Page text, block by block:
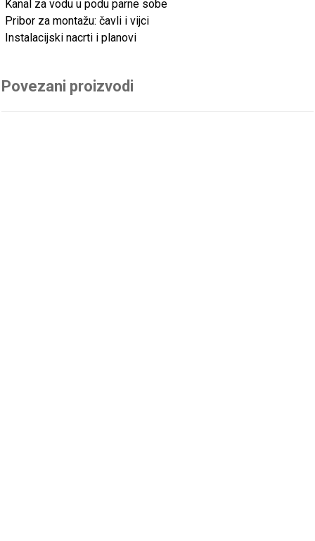
Kanal za vodu u podu parne sobe
Pribor za montažu: čavli i vijci
Instalacijski nacrti i planovi
Povezani proizvodi